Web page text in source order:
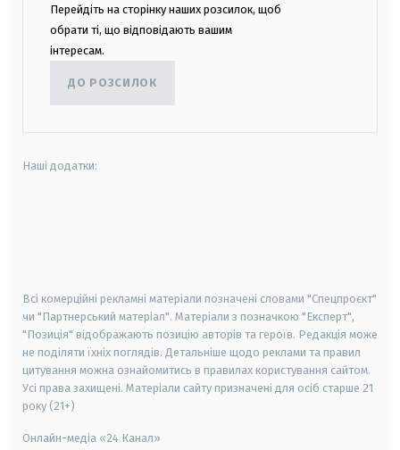
Перейдіть на сторінку наших розсилок, щоб
обрати ті, що відповідають вашим
інтересам.
ДО РОЗСИЛОК
Наші додатки:
Всі комерційні рекламні матеріали позначені словами "Спецпроєкт"
чи "Партнерський матеріал". Матеріали з позначкою "Експерт",
"Позиція" відображають позицію авторів та героїв. Редакція може
не поділяти їхніх поглядів. Детальніше щодо реклами та правил
цитування можна ознайомитись в правилах користування сайтом.
Усі права захищені. Матеріали сайту призначені для осіб старше 21
року (21+)
Онлайн-медіа «24 Канал»